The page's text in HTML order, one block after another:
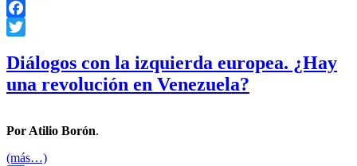
Facebook
Diálogos con la izquierda europea. ¿Hay
una revolución en Venezuela?
Por Atilio Borón.
(más…)